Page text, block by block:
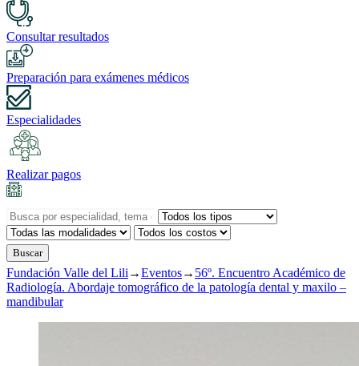
Consultar resultados
Preparación para exámenes médicos
Especialidades
Realizar pagos
Fundación Valle del Lili →Eventos→ 56º. Encuentro Académico de
Radiología. Abordaje tomográfico de la patología dental y maxilo –
mandibular